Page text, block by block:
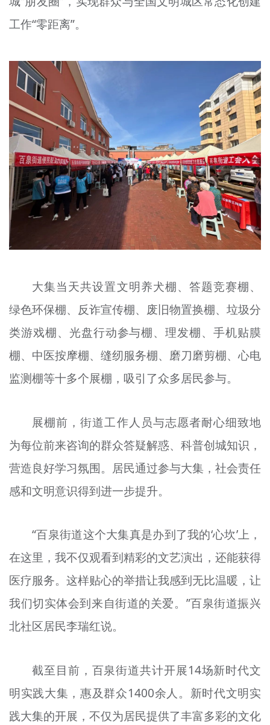
宣传思想文化人才
资料库
+
工作“零距离”。
大集当天共设置文明养犬棚、答题竞赛棚、
绿色环保棚、反诈宣传棚、废旧物置换棚、垃圾分
类游戏棚、光盘行动参与棚、理发棚、手机贴膜
棚、中医按摩棚、缝纫服务棚、磨刀磨剪棚、心电
监测棚等十多个展棚，吸引了众多居民参与。
展棚前，街道工作人员与志愿者耐心细致地
为每位前来咨询的群众答疑解惑、科普创城知识，
营造良好学习氛围。居民通过参与大集，社会责任
感和文明意识得到进一步提升。
“百泉街道这个大集真是办到了我的‘心坎’上，
在这里，我不仅观看到精彩的文艺演出，还能获得
医疗服务。这样贴心的举措让我感到无比温暖，让
我们切实体会到来自街道的关爱。”百泉街道振兴
北社区居民李瑞红说。
截至目前，百泉街道共计开展14场新时代文
明实践大集，惠及群众1400余人。新时代文明实
践大集的开展，不仅为居民提供了丰富多彩的文化